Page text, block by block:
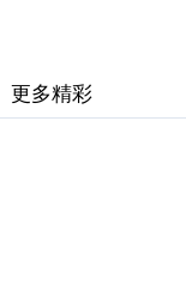
更多精彩